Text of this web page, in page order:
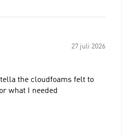
27 juli 2026
the cloudfoams felt to
what I needed